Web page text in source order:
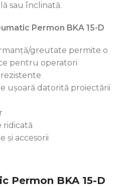
sau înclinată.
Permon BKA 15-D
greutate permite o
pentru operatori
ușoară datorită proiectării
ridicată
și accesorii
Permon BKA 15-D